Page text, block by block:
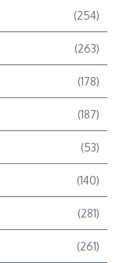
(254)
(263)
(178)
(187)
(53)
(140)
(281)
(261)